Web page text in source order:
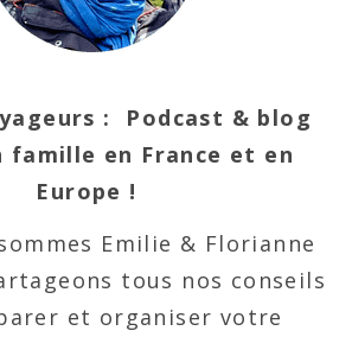
: Podcast & blog
famille en France et en
Europe !
Emilie & Florianne
tous nos conseils
et organiser votre